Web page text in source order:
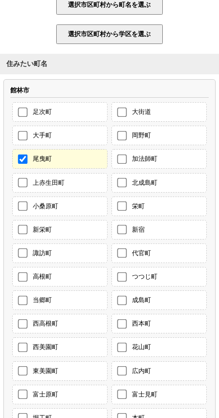
住みたい町名
館林市
足次町 大街道
大手町 岡野町
尾曳町 加法師町
上赤生田町 北成島町
小桑原町 栄町
新栄町 新宿
諏訪町 代官町
高根町 つつじ町
当郷町 成島町
西高根町 西本町
西美園町 花山町
東美園町 広内町
富士原町 富士見町